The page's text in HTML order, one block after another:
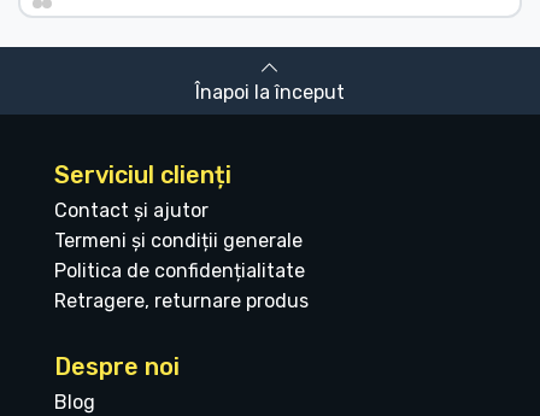
Înapoi la început
Serviciul clienți
Contact și ajutor
Termeni și condiții generale
Politica de confidențialitate
Retragere, returnare produs
Despre noi
Blog